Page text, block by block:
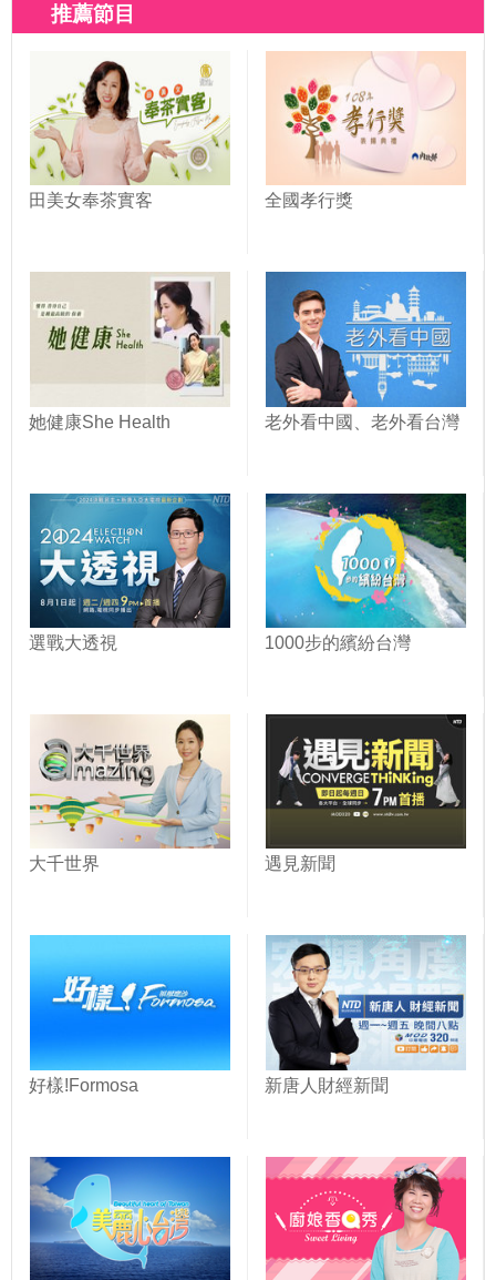
推薦節目
田美女奉茶實客 全國孝行獎
她健康She Health 老外看中國、老外看台灣
選戰大透視 1000步的繽紛台灣
大千世界 遇見新聞
好樣!Formosa 新唐人財經新聞